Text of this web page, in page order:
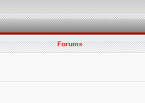
Forums